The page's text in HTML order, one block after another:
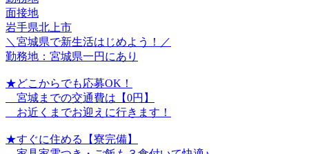
面接地
岩手県北上市
＼宮城県で新生活はじめよう！／
勤務地：宮城県一円にあり
★どこからでも応募OK！
宮城までの交通費は【0円】
お近くまでお迎えに行きます！
★すぐに住める【寮完備】